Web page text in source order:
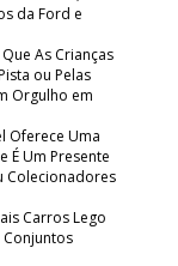
da Ford e
As Crianças
ou Pelas
Orgulho em
Oferece Uma
É Um Presente
Colecionadores
Carros Lego
Conjuntos